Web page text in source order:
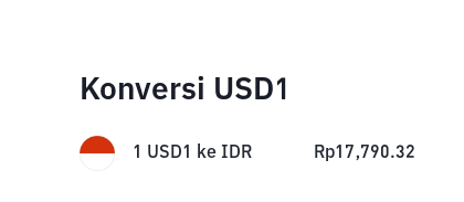
Konversi USD1
1 USD1 ke IDR Rp17,790.32